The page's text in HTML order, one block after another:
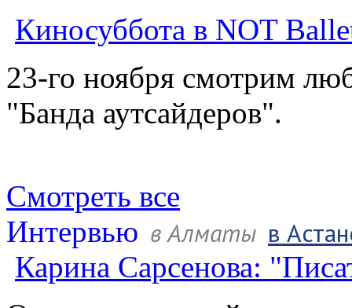
Киносуббота в NOT
23-го ноября смотрим
"Банда аутсайдеров".
Смотреть все
Интервью в Алматы в
Карина Сарсенова: